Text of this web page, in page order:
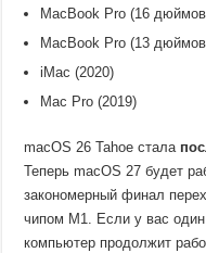
MacBook Pro (16
MacBook Pro (13
iMac (2020)
Mac Pro (2019)
macOS 26 Tahoe стала
Теперь macOS 27 будет
закономерный финал
чипом M1. Если у вас один
компьютер продолжит